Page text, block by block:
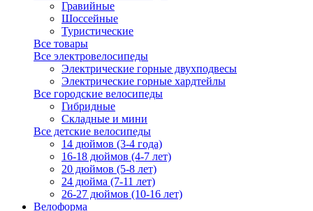
Гравийные
Шоссейные
Туристические
Все товары
Все электровелосипеды
Электрические горные двухподвесы
Электрические горные хардтейлы
Все городские велосипеды
Гибридные
Складные и мини
Все детские велосипеды
14 дюймов (3-4 года)
16-18 дюймов (4-7 лет)
20 дюймов (5-8 лет)
24 дюйма (7-11 лет)
26-27 дюймов (10-16 лет)
Велоформа